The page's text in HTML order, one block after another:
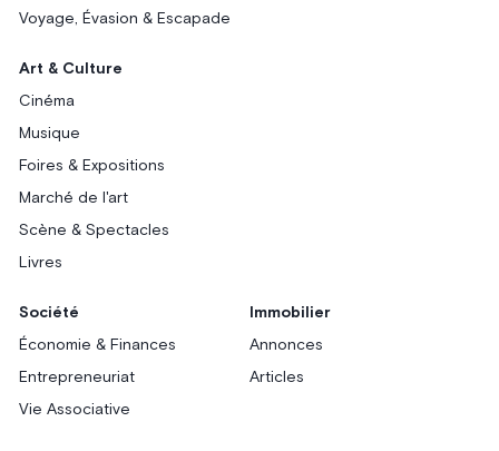
Voyage, Évasion & Escapade
Art & Culture
Cinéma
Musique
Foires & Expositions
Marché de l'art
Scène & Spectacles
Livres
Société
Économie & Finances
Entrepreneuriat
Vie Associative
Immobilier
Annonces
Articles